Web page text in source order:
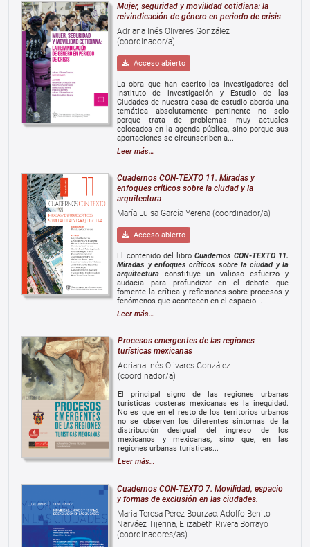
Mujer, seguridad y movilidad cotidiana: la
reivindicación de género en periodo de crisis
Adriana Inés Olivares González
(coordinador/a)
Acceso abierto
La obra que han escrito los investigadores del
Instituto de investigación y Estudio de las
Ciudades de nuestra casa de estudio aborda una
temática absolutamente pertinente no solo
porque trata de problemas muy actuales
colocados en la agenda pública, sino porque sus
aportaciones se circunscriben a...
Leer más…
Cuadernos CON-TEXTO 11. Miradas y
enfoques críticos sobre la ciudad y la
arquitectura
María Luisa García Yerena (coordinador/a)
Acceso abierto
El contenido del libro Cuadernos CON-TEXTO 11.
Miradas y enfoques críticos sobre la ciudad y la
arquitectura constituye un valioso esfuerzo y
audacia para profundizar en el debate que
fomente la crítica y reflexiones sobre procesos y
fenómenos que acontecen en el espacio...
Leer más…
Procesos emergentes de las regiones
turísticas mexicanas
Adriana Inés Olivares González
(coordinador/a)
El principal signo de las regiones urbanas
turísticas costeras mexicanas es la inequidad.
No es que en el resto de los territorios urbanos
no se observen los diferentes síntomas de la
distribución desigual del ingreso de los
mexicanos y mexicanas, sino que, en las
regiones urbanas turísticas...
Leer más…
Cuadernos CON-TEXTO 7. Movilidad, espacio
y formas de exclusión en las ciudades.
María Teresa Pérez Bourzac, Adolfo Benito
Narváez Tijerina, Elizabeth Rivera Borrayo
(coordinadores/as)